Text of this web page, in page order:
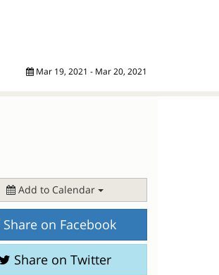
Mar 19, 2021 - Mar 20, 2021
Add to Calendar
Share on Facebook
Share on Twitter